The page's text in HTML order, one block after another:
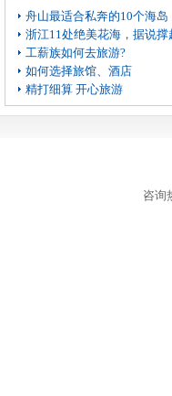
舟山最适合私奔的10个海岛
浙江11处绝美花海，据说撑
工薪族如何去旅游?
如何选择旅馆、酒店
精打细算 开心旅游
咨询